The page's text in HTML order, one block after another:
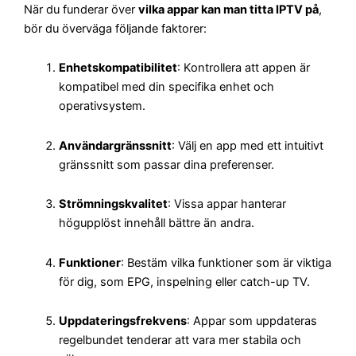
När du funderar över vilka appar kan man titta IPTV på,
bör du överväga följande faktorer:
Enhetskompatibilitet: Kontrollera att appen är
kompatibel med din specifika enhet och
operativsystem.
Användargränssnitt: Välj en app med ett intuitivt
gränssnitt som passar dina preferenser.
Strömningskvalitet: Vissa appar hanterar
högupplöst innehåll bättre än andra.
Funktioner: Bestäm vilka funktioner som är viktiga
för dig, som EPG, inspelning eller catch-up TV.
Uppdateringsfrekvens: Appar som uppdateras
regelbundet tenderar att vara mer stabila och